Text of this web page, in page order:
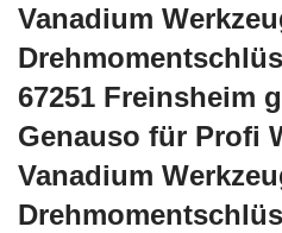
Vanadium
67251 Freinsheim
Genauso für Profi
Vanadium